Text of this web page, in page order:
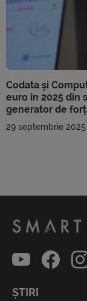
Codata și
euro în 2025 din
generator de
29 septembrie 2025
ȘTIRI